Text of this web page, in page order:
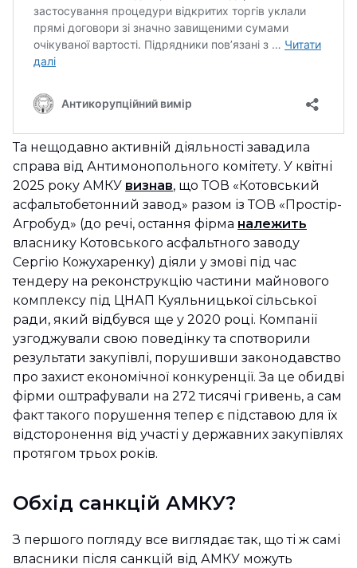
Та нещодавно активній діяльності завадила
справа від Антимонопольного комітету. У квітні
2025 року АМКУ визнав, що ТОВ «Котовський
асфальтобетонний завод» разом із ТОВ «Простір-
Агробуд» (до речі, остання фірма належить
власнику Котовського асфальтного заводу
Сергію Кожухаренку) діяли у змові під час
тендеру на реконструкцію частини майнового
комплексу під ЦНАП Куяльницької сільської
ради, який відбувся ще у 2020 році. Компанії
узгоджували свою поведінку та спотворили
результати закупівлі, порушивши законодавство
про захист економічної конкуренції. За це обидві
фірми оштрафували на 272 тисячі гривень, а сам
факт такого порушення тепер є підставою для їх
відсторонення від участі у державних закупівлях
протягом трьох років.
Обхід санкцій АМКУ?
З першого погляду все виглядає так, що ті ж самі
власники після санкцій від АМКУ можуть